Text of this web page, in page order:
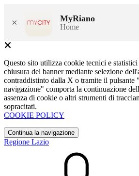
× MyRiano
Home
Questo sito utilizza cookie tecnici e
chiusura del banner mediante selezione
contraddistinto dalla X o tramite il pulsante
navigazione" comporta la continuazione
assenza di cookie o altri strumenti di
sopracitati.
COOKIE POLICY
Continua la navigazione
Regione Lazio